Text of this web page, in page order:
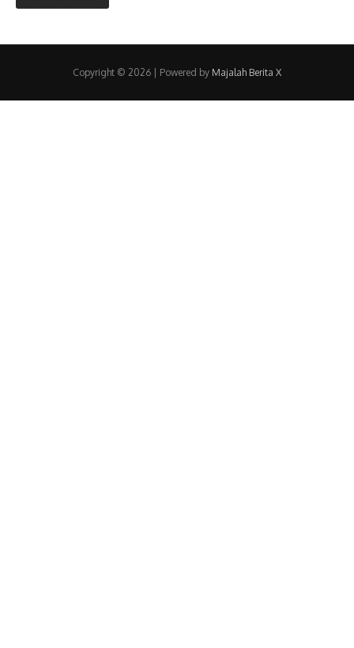
Copyright © 2026 | Powered by Majalah Berita X